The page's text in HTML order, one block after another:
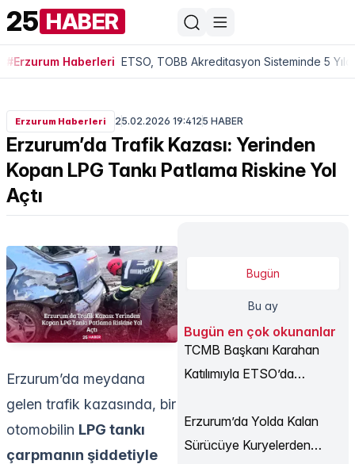
25 HABER
#Erzurum Haberleri ETSO, TOBB Akreditasyon Sisteminde 5
Erzurum Haberleri 25.02.2026 19:4125 HABER
Erzurum’da Trafik Kazası: Yerinden
Kopan LPG Tankı Patlama Riskine Yol
Açtı
Erzurum’da meydana
gelen trafik kazasında, bir
otomobilin LPG tankı
çarpmanın şiddetiyle
Bugün
Bu ay
Bugün en çok okunanlar
TCMB Başkanı Karahan
Katılımıyla ETSO’da
Düzenlendi
Erzurum’da Yolda Kalan
Sürücüye Kuryelerden